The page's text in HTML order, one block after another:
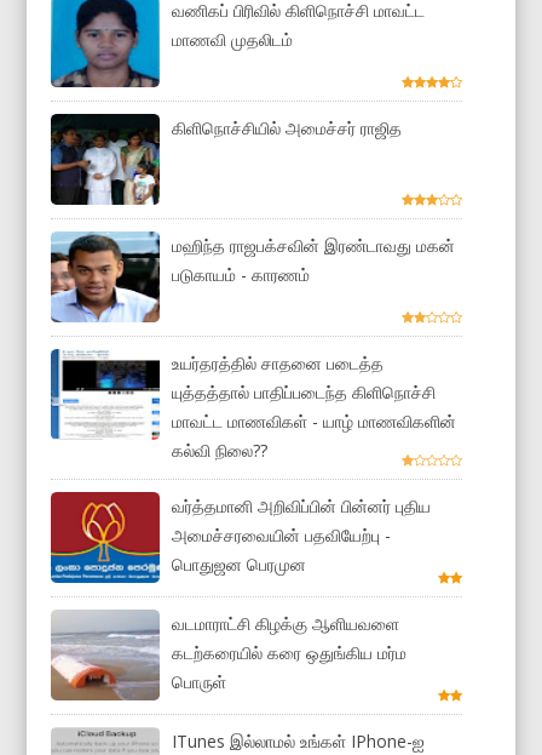
வணிகப் பிரிவில் கிளிநொச்சி மாவட்ட
மாணவி முதலிடம்
கிளிநொச்சியில் அமைச்சர் ராஜித
மஹிந்த ராஜபக்சவின் இரண்டாவது மகன்
படுகாயம் - காரணம்
உயர்தரத்தில் சாதனை படைத்த
யுத்தத்தால் பாதிப்படைந்த கிளிநொச்சி
மாவட்ட மாணவிகள் - யாழ் மாணவிகளின்
கல்வி நிலை??
வர்த்தமானி அறிவிப்பின் பின்னர் புதிய
அமைச்சரவையின் பதவியேற்பு -
பொதுஜன பெரமுன
வடமாராட்சி கிழக்கு ஆளியவளை
கடற்கரையில் கரை ஒதுங்கிய மர்ம
பொருள்
ITunes இல்லாமல் உங்கள் IPhone-ஐ